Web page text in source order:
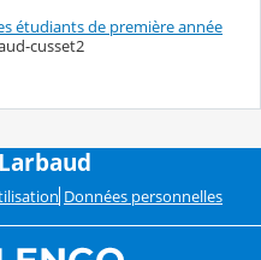
étudiants de première année
cusset2
Données personnelles